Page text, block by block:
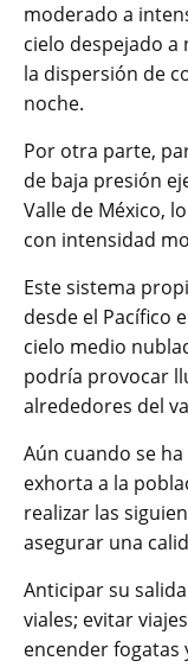
moderado a
cielo despejado
la dispersión de
noche.
Por otra parte,
de baja presión
Valle de México,
con intensidad
Este sistema
desde el Pacífico
cielo medio
podría provocar
alrededores del
Aún cuando se
exhorta a la
realizar las
asegurar una
Anticipar su
viales; evitar
encender fogatas